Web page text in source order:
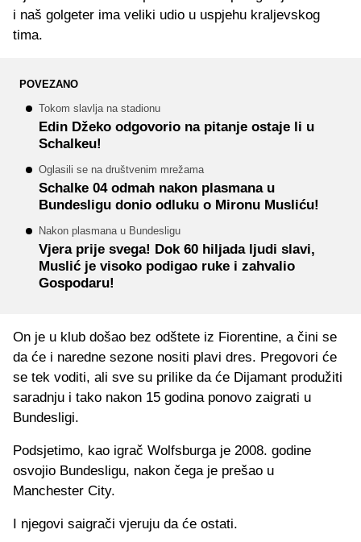
i naš golgeter ima veliki udio u uspjehu kraljevskog
tima.
POVEZANO
Tokom slavlja na stadionu
Edin Džeko odgovorio na pitanje ostaje li u
Schalkeu!
Oglasili se na društvenim mrežama
Schalke 04 odmah nakon plasmana u
Bundesligu donio odluku o Mironu Musliću!
Nakon plasmana u Bundesligu
Vjera prije svega! Dok 60 hiljada ljudi slavi,
Muslić je visoko podigao ruke i zahvalio
Gospodaru!
On je u klub došao bez odštete iz Fiorentine, a čini se
da će i naredne sezone nositi plavi dres. Pregovori će
se tek voditi, ali sve su prilike da će Dijamant produžiti
saradnju i tako nakon 15 godina ponovo zaigrati u
Bundesligi.
Podsjetimo, kao igrač Wolfsburga je 2008. godine
osvojio Bundesligu, nakon čega je prešao u
Manchester City.
I njegovi saigrači vjeruju da će ostati.